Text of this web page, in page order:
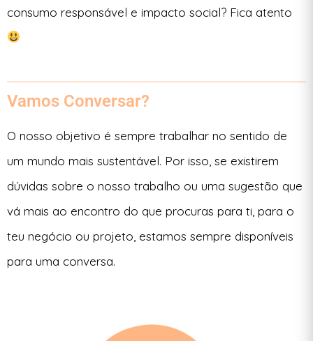
consumo responsável e impacto social? Fica atento
Vamos Conversar?
O nosso objetivo é sempre trabalhar no sentido de
um mundo mais sustentável. Por isso, se existirem
dúvidas sobre o nosso trabalho ou uma sugestão que
vá mais ao encontro do que procuras para ti, para o
teu negócio ou projeto, estamos sempre disponíveis
para uma conversa.